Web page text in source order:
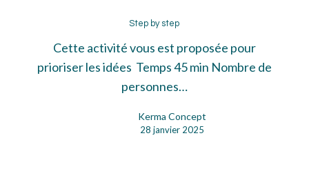
by
step
Step by step
Cette activité vous est proposée pour
prioriser les idées Temps 45 min Nombre de
personnes…
Kerma Concept
28 janvier 2025